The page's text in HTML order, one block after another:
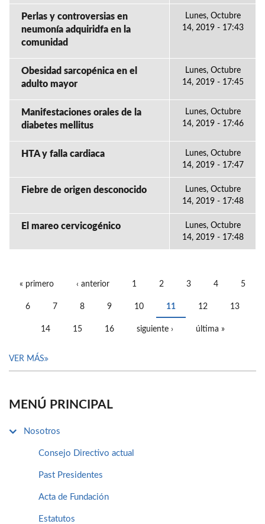
Perlas y controversias en
neumonía adquiridfa en la
comunidad
Lunes, Octubre
14, 2019 - 17:43
Obesidad sarcopénica en el
adulto mayor
Lunes, Octubre
14, 2019 - 17:45
Manifestaciones orales de la
diabetes mellitus
Lunes, Octubre
14, 2019 - 17:46
HTA y falla cardiaca
Lunes, Octubre
14, 2019 - 17:47
Fiebre de origen desconocido
Lunes, Octubre
14, 2019 - 17:48
El mareo cervicogénico
Lunes, Octubre
14, 2019 - 17:48
« primero ‹ anterior 1 2 3 4 5
6 7 8 9 10 11 12 13
14 15 16 siguiente › última »
VER MÁS
MENÚ PRINCIPAL
Nosotros
Consejo Directivo actual
Past Presidentes
Acta de Fundación
Estatutos